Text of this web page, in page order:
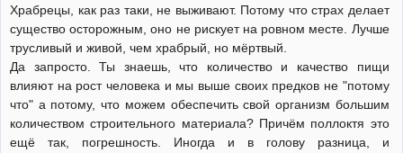
Храбрецы, как раз таки, не выживают. Потому что страх делает
существо осторожным, оно не рискует на ровном месте. Лучше
трусливый и живой, чем храбрый, но мёртвый.
Да запросто. Ты знаешь, что количество и качество пищи
влияют на рост человека и мы выше своих предков не "потому
что" а потому, что можем обеспечить свой организм большим
количеством строительного материала? Причём поллоктя это
ещё так, погрешность. Иногда и в голову разница, и